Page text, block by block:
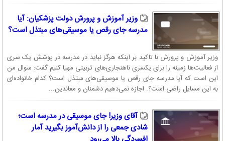
وزیر آموزش و پرورش دولت پزشکیان: آیا
مدرسه جای رقص یا موسیقی‌های مبتذل است؟
وزیر آموزش و پرورش با تاکید بر اینکه هرگز نباید در مدرسه در پوشش یک سری
از فعالیت‌ها زمینه را برای یکسری ناهنجاری‌های تربیتی مهیا کنیم گفت: سوال من
این است که آیا مدرسه جای رقص یا موسیقی‌های مبتذل است؟ کدام خانواده‌ای
به این مسایل راضی است؟. اجازه نمی‌دهیم دشمنان و معاندین...
آقای وزیر! جای موسیقی در مدرسه است؛
شادی جمعی را از دانش‌آموز بگیرید آمار